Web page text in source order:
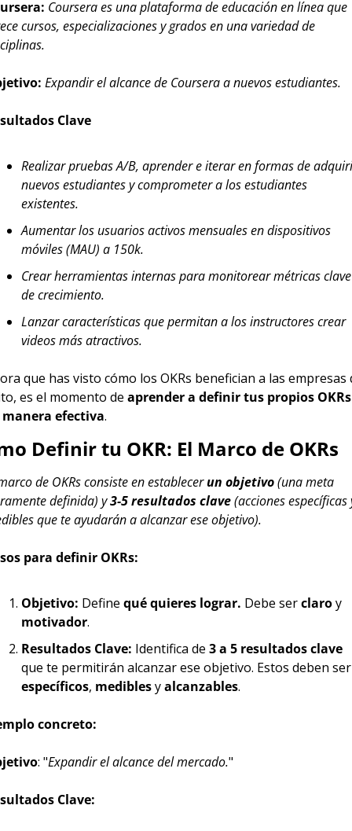
Coursera es una plataforma de educación en línea que
cursos, especializaciones y grados en una variedad de
Expandir el alcance de Coursera a nuevos estudiantes.
Clave
Realizar pruebas A/B, aprender e iterar en formas de
nuevos estudiantes y comprometer a los estudiantes
existentes.
Aumentar los usuarios activos mensuales en dispositivos
móviles (MAU) a 150k.
Crear herramientas internas para monitorear métricas clave
de crecimiento.
Lanzar características que permitan a los instructores crear
videos más atractivos.
que has visto cómo los OKRs benefician a las empresas
es el momento de aprender a definir tus propios OKRs
manera efectiva.
Definir tu OKR: El Marco de OKRs
de OKRs consiste en establecer un objetivo (una meta
definida) y 3-5 resultados clave (acciones específicas
que te ayudarán a alcanzar ese objetivo).
para definir OKRs:
Objetivo: Define qué quieres lograr. Debe ser claro
motivador.
Resultados Clave: Identifica de 3 a 5 resultados clave
específicos, medibles y alcanzables.
concreto:
: "Expandir el alcance del mercado."
Clave: